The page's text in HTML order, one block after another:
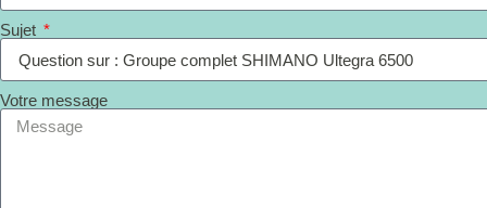
Sujet
Votre message